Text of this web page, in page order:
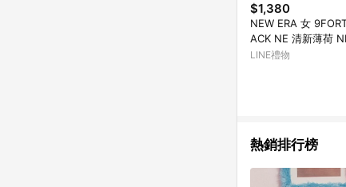
$1,380
NEW ERA 女
ACK NE 清新薄荷
LINE禮物
熱銷排行榜